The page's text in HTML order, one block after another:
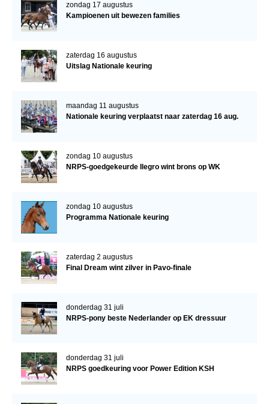
zondag 17 augustus
Kampioenen uit bewezen families
zaterdag 16 augustus
Uitslag Nationale keuring
maandag 11 augustus
Nationale keuring verplaatst naar zaterdag 16 aug.
zondag 10 augustus
NRPS-goedgekeurde Ilegro wint brons op WK
zondag 10 augustus
Programma Nationale keuring
zaterdag 2 augustus
Final Dream wint zilver in Pavo-finale
donderdag 31 juli
NRPS-pony beste Nederlander op EK dressuur
donderdag 31 juli
NRPS goedkeuring voor Power Edition KSH